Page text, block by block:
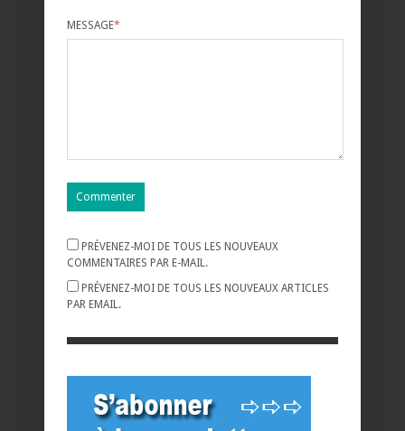
MESSAGE*
PRÉVENEZ-MOI DE TOUS LES NOUVEAUX
COMMENTAIRES PAR E-MAIL.
PRÉVENEZ-MOI DE TOUS LES NOUVEAUX ARTICLES
PAR EMAIL.